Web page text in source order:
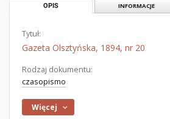
OPIS INFORMACJE
Tytuł:
Gazeta Olsztyńska, 1894, nr 20
Rodzaj dokumentu:
czasopismo
Więcej